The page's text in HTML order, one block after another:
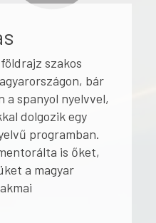
szakos
bár
a spanyol nyelvvel,
dolgozik egy
programban.
is őket,
a magyar